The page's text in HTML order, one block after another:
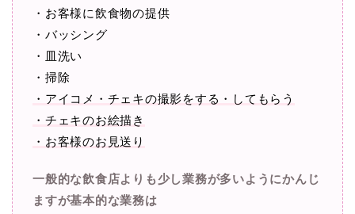
・お客様に飲食物の提供
・バッシング
・皿洗い
・掃除
・アイコメ・チェキの撮影をする・してもらう
・チェキのお絵描き
・お客様のお見送り
一般的な飲食店よりも少し業務が多いようにかんじ
ますが基本的な業務は